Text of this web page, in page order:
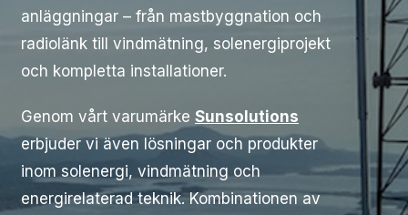
anläggningar – från mastbyggnation och
radiolänk till vindmätning, solenergiprojekt
och kompletta installationer.
Genom vårt varumärke Sunsolutions
erbjuder vi även lösningar och produkter
inom solenergi, vindmätning och
energirelaterad teknik. Kombinationen av